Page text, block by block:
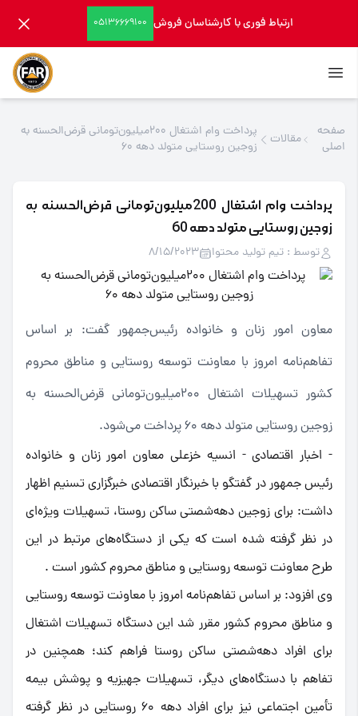
ارتباط فوری با کارشناسان فروش 05136669100
صفحه
اصلی
مقالات
پرداخت وام اشتغال 200میلیون‌تومانی قرض‌الحسنه به
زوجین روستایی متولد دهه 60
پرداخت وام اشتغال 200میلیون‌تومانی قرض‌الحسنه به
زوجین روستایی متولد دهه 60
توسط : تیم تولید محتوا 8/15/2023
معاون امور زنان و خانواده رئیس‌جمهور گفت: بر اساس
تفاهم‌نامه امروز با معاونت توسعه روستایی و مناطق محروم
کشور تسهیلات اشتغال 200میلیون‌تومانی قرض‌الحسنه به
زوجین روستایی متولد دهه 60 پرداخت می‌شود.
- اخبار اقتصادی - انسیه خزعلی معاون امور زنان و خانواده
رئیس جمهور در گفتگو با خبرنگار اقتصادی خبرگزاری تسنیم اظهار
داشت: برای زوجین دهه‌شصتی ساکن روستا، تسهیلات ویژه‌ای
در نظر گرفته شده است که یکی از دستگاه‌های مرتبط در این
طرح معاونت توسعه روستایی و مناطق محروم کشور است .
وی افزود: بر اساس تفاهم‌نامه امروز با معاونت توسعه روستایی
و مناطق محروم کشور مقرر شد این دستگاه تسهیلات اشتغال
برای افراد دهه‌شصتی ساکن روستا فراهم کند؛ همچنین در
تفاهم با دستگاه‌های دیگر، تسهیلات جهیزیه و پوشش بیمه
تأمین اجتماعی نیز برای افراد دهه 60 روستایی در نظر گرفته